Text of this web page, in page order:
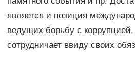
является и позиция
ведущих борьбу с
сотрудничает ввиду своих